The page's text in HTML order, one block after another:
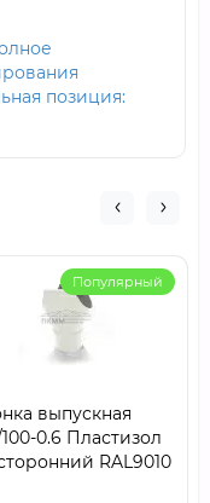
позиция:
Популярный
выпускная
100-0.6 Пластизол
RAL9010